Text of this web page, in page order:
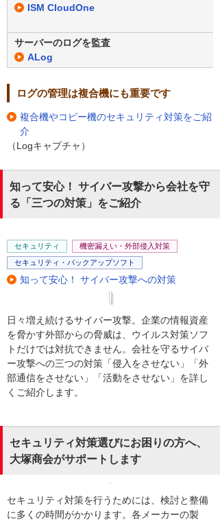
ISM CloudOne
サーバーのログを監査
ALog
ログの管理は複合機にも重要です
複合機やコピー機のセキュリティ対策をご紹
介
（Logキャプチャ）
知って安心！ サイバー攻撃から会社を守
る「三つの対策」をご紹介
セキュリティ
機密漏えい・外部侵入対策
セキュリティ・バックアップソフト
知って安心！ サイバー攻撃への対策
日々増え続けるサイバー攻撃。企業の情報資産
を脅かす外部からの脅威は、ウイルス対策ソフ
トだけでは対抗できません。会社を守るサイバ
ー攻撃への三つの対策「侵入をさせない」「外
部通信をさせない」「活動をさせない」を詳し
くご紹介します。
セキュリティ対策選びにお困りの方へ、
大塚商会がサポートします
セキュリティ対策を行うためには、検討と整備
に多くの時間がかかります。各メーカーの製